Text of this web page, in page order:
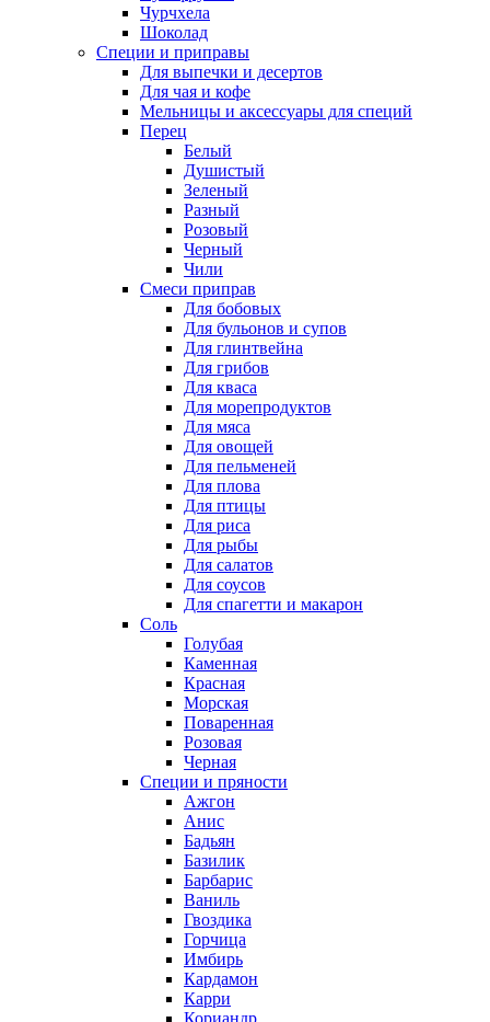
Чурчхела
Шоколад
Специи и приправы
Для выпечки и десертов
Для чая и кофе
Мельницы и аксессуары для специй
Перец
Белый
Душистый
Зеленый
Разный
Розовый
Черный
Чили
Смеси приправ
Для бобовых
Для бульонов и супов
Для глинтвейна
Для грибов
Для кваса
Для морепродуктов
Для мяса
Для овощей
Для пельменей
Для плова
Для птицы
Для риса
Для рыбы
Для салатов
Для соусов
Для спагетти и макарон
Соль
Голубая
Каменная
Красная
Морская
Поваренная
Розовая
Черная
Специи и пряности
Ажгон
Анис
Бадьян
Базилик
Барбарис
Ваниль
Гвоздика
Горчица
Имбирь
Кардамон
Карри
Кориандр